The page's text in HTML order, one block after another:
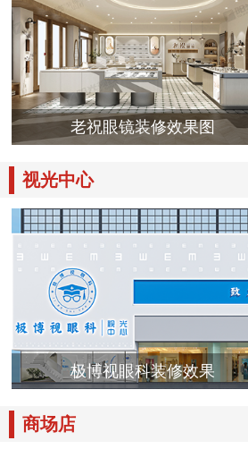
老祝眼镜装修效果图
视光中心
极博视眼科装修效果
商场店